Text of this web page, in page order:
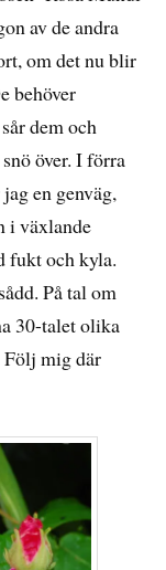
av de andra
om det nu blir
behöver
dem och
över. I förra
en genväg,
i växlande
fukt och kyla.
På tal om
30-talet olika
Följ mig där